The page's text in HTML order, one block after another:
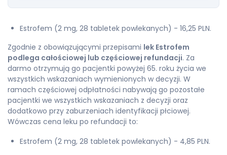
Estrofem (2 mg, 28 tabletek powlekanych) - 16,25 PLN.
Zgodnie z obowiązującymi przepisami lek Estrofem
podlega całościowej lub częściowej refundacji. Za
darmo otrzymują go pacjentki powyżej 65. roku życia we
wszystkich wskazaniach wymienionych w decyzji. W
ramach częściowej odpłatności nabywają go pozostałe
pacjentki we wszystkich wskazaniach z decyzji oraz
dodatkowo przy zaburzeniach identyfikacji płciowej.
Wówczas cena leku po refundacji to:
Estrofem (2 mg, 28 tabletek powlekanych) - 4,85 PLN.